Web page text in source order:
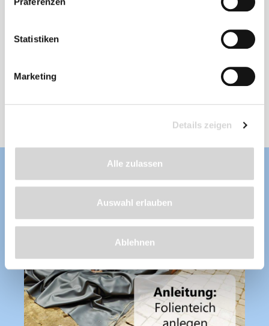
Statistiken
Marketing
Details zeigen
Alle zulassen
Auswahl erlauben
Ablehnen
Stärke: 1 mm
und unverbrauchten Rohstoffen hergestellt
Lieferzeit: 4 - 8 Werktage
ab 40,99 €